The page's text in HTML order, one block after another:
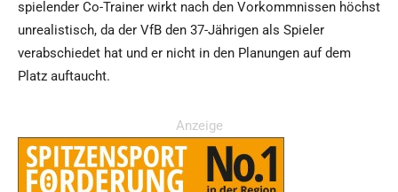
spielender Co-Trainer wirkt nach den Vorkommnissen höchst
unrealistisch, da der VfB den 37-Jährigen als Spieler
verabschiedet hat und er nicht in den Planungen auf dem
Platz auftaucht.
Anzeige